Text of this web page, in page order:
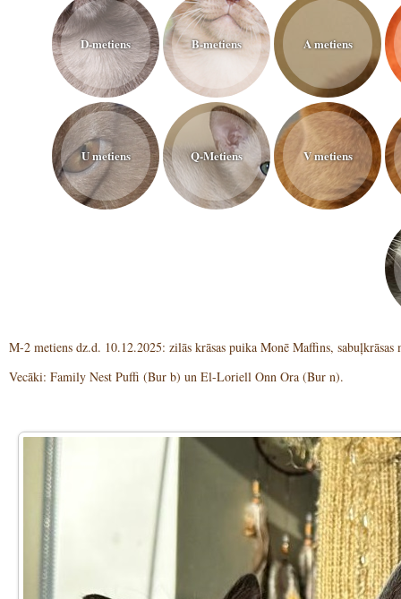
D-metiens B-metiens A metiens
U metiens Q-Metiens V metiens
M-2 metiens dz.d. 10.12.2025: zilās krāsas puika Monē Maffins,
Vecāki: Family Nest Puffi (Bur b) un El-Loriell Onn Ora (Bur n).